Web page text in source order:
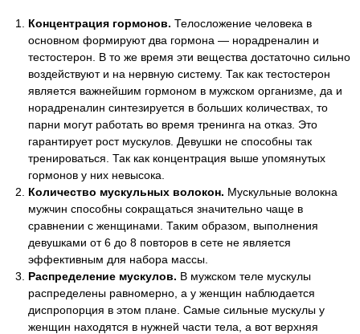
Концентрация гормонов. Телосложение человека в
основном формируют два гормона — норадреналин и
тестостерон. В то же время эти вещества достаточно сильно
воздействуют и на нервную систему. Так как тестостерон
является важнейшим гормоном в мужском организме, да и
норадреналин синтезируется в больших количествах, то
парни могут работать во время тренинга на отказ. Это
гарантирует рост мускулов. Девушки не способны так
тренироваться. Так как концентрация выше упомянутых
гормонов у них невысока.
Количество мускульных волокон. Мускульные волокна
мужчин способны сокращаться значительно чаще в
сравнении с женщинами. Таким образом, выполнения
девушками от 6 до 8 повторов в сете не является
эффективным для набора массы.
Распределение мускулов. В мужском теле мускулы
распределены равномерно, а у женщин наблюдается
диспропорция в этом плане. Самые сильные мускулы у
женщин находятся в нужней части тела, а вот верхняя